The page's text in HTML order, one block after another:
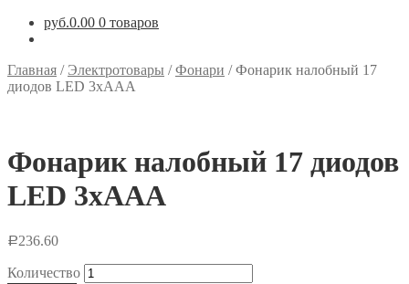
руб.0.00 0 товаров
Главная / Электротовары /Фонари /Фонарик налобный 17
диодов LED 3хААА
Фонарик налобный 17 диодов
LED 3хААА
Р236.60
Количество